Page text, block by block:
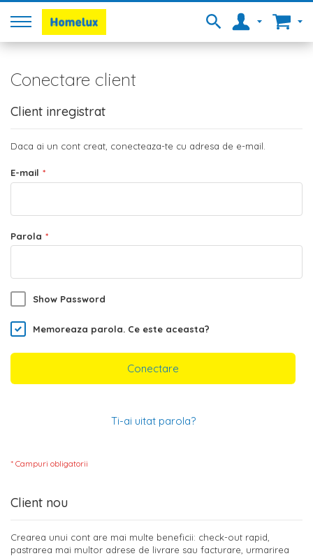
Conectare client
Client inregistrat
Daca ai un cont creat, conecteaza-te cu adresa de e-mail.
E-mail
Parola
Show Password
Memoreaza parola. Ce este aceasta?
Conectare
Ti-ai uitat parola?
Client nou
Crearea unui cont are mai multe beneficii: check-out rapid,
pastrarea mai multor adrese de livrare sau facturare, urmarirea